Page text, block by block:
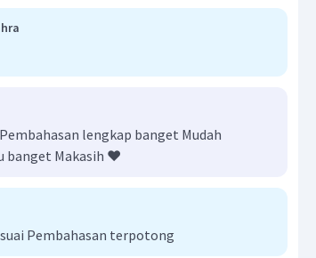
lengkap banget Mudah
banget Makasih ❤️
Pembahasan terpotong